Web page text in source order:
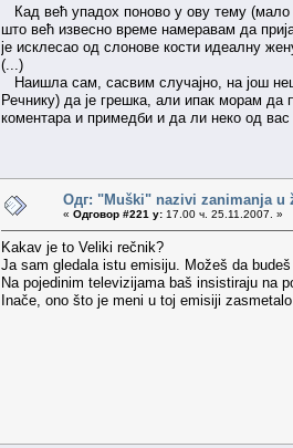
Кад већ упадох поново у ову тему (мало
што већ извесно време намеравам да
је исклесао од слонове кости идеалну
(...)
Наишла сам, сасвим случајно, на још
Речнику) да је грешка, али ипак морам
коментара и примедби и да ли неко од
Одг: "Muški" nazivi zanimanja u
« Одговор #221 у: 17.00 ч. 25.11.2007. »
Kakav je to Veliki rečnik?
Ja sam gledala istu emisiju. Možeš da
Na pojedinim televizijama baš insistiraju na
Inače, ono što je meni u toj emisiji